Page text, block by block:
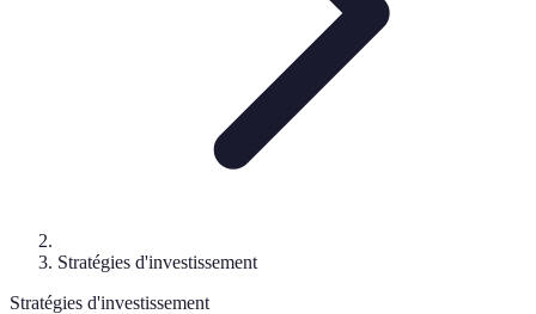
Stratégies d'investissement
Stratégies d'investissement